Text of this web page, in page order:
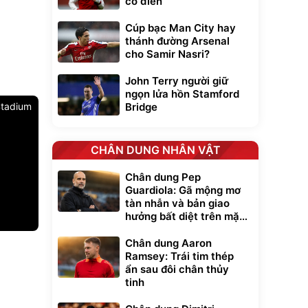
Bụi Lau
-
Unmute
Vali Bamozo
Khung Nhôm
9066 Size
20/24/28 Cao Cấp
1.000.000đ
Flash Sale
Cúp bạc Man City hay
thánh đường Arsenal
cho Samir Nasri?
John Terry người giữ
ngọn lửa hồn Stamford
Bridge
CHÂN DUNG NHÂN VẬT
Chân dung Pep
Guardiola: Gã mộng mơ
tàn nhẫn và bản giao
hưởng bất diệt trên mặt
Chân dung Aaron
Ramsey: Trái tim thép
ẩn sau đôi chân thủy
tinh